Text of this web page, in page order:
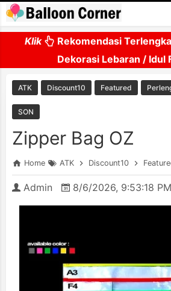
Skip to main
Klik
Rekomendasi
Dekorasi Lebaran / Idul
ATK Discount10 Featured
SON
Zipper Bag OZ
Home ATK Discount10
Admin 8/6/2026, 9:53:18 PM